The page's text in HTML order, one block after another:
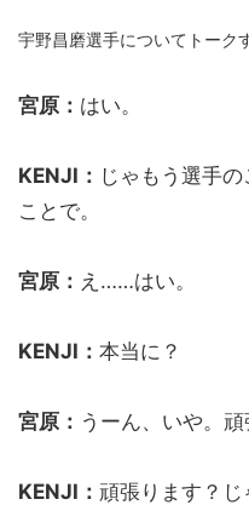
宇野昌磨選手についてトーク
宮原： はい。
KENJI： じゃもう選手
ことで。
宮原： え……はい。
KENJI： 本当に？
宮原： うーん、いや。頑
KENJI： 頑張ります？